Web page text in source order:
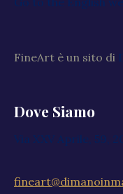
FineArt è un sito di
Dove Siamo
Via XXV Aprile, 59,